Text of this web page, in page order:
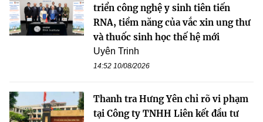
triển công nghệ y sinh tiên tiến
RNA, tiềm năng của vắc xin ung thư
và thuốc sinh học thế hệ mới
Uyên Trinh
14:52 10/08/2026
Thanh tra Hưng Yên chỉ rõ vi phạm
tại Công ty TNHH Liên kết đầu tư